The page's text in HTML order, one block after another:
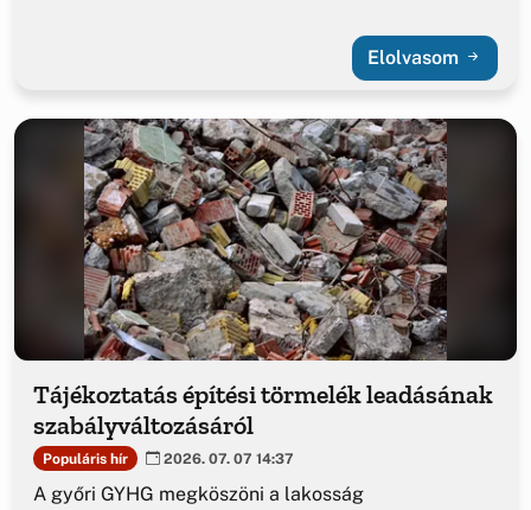
Elolvasom
Tájékoztatás építési törmelék leadásának
szabályváltozásáról
Populáris hír 2026. 07. 07 14:37
A győri GYHG megköszöni a lakosság